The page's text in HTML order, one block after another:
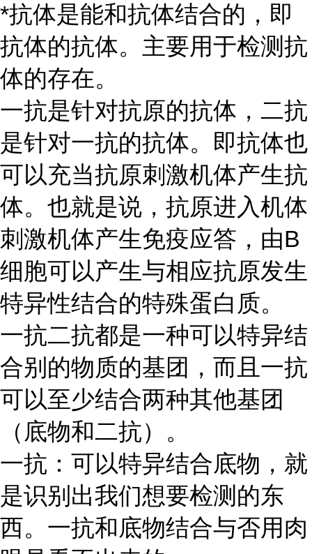
*抗体是能和抗体结合的，即
抗体的抗体。主要用于检测抗
体的存在。
一抗是针对抗原的抗体，二抗
是针对一抗的抗体。即抗体也
可以充当抗原刺激机体产生抗
体。也就是说，抗原进入机体
刺激机体产生免疫应答，由B
细胞可以产生与相应抗原发生
特异性结合的特殊蛋白质。
一抗二抗都是一种可以特异结
合别的物质的基团，而且一抗
可以至少结合两种其他基团
（底物和二抗）。
一抗：可以特异结合底物，就
是识别出我们想要检测的东
西。一抗和底物结合与否用肉